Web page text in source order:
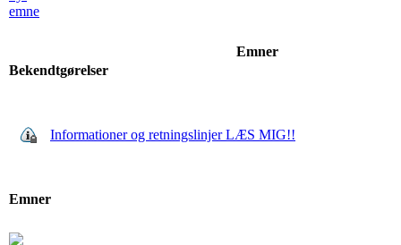
Emner
Bekendtgørelser
Informationer og retningslinjer LÆS MIG!!
Emner